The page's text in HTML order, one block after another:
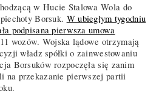
w Hucie Stalowa Wola do
Borsuk. W ubiegłym tygodniu
podpisana pierwsza umowa
wozów. Wojska lądowe otrzymają
władz spółki o zainwestowaniu
Borsuków rozpoczęła się zanim
na przekazanie pierwszej partii